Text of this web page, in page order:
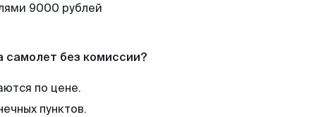
9000 рублей
самолет без комиссии?
по цене.
пунктов.